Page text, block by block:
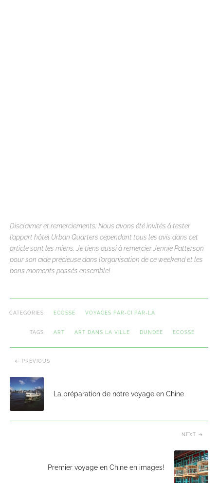
Disclaimer et remerciements: Nous avons été invités à tester
l’appart hôtel Urban Quarters cependant tous les avis dans cet
article sont les miens. Je tiens aussi à remercier Jennie Patterson
pour son aide précieuse dans l’organisation de ce weekend et les
bons moments passés ensemble!
CATEGORIES ECOSSE VOYAGES PAR-CI PAR-LÀ
TAGS ART ART DANS LA VILLE DUNDEE ECOSSE
PREVIOUS
La préparation de notre voyage en Chine
NEXT
Premier voyage en Chine en images!